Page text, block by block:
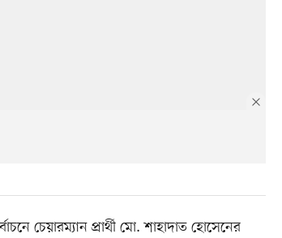
চেয়ারম্যান প্রার্থী মো. শাহাদাত হোসেনের